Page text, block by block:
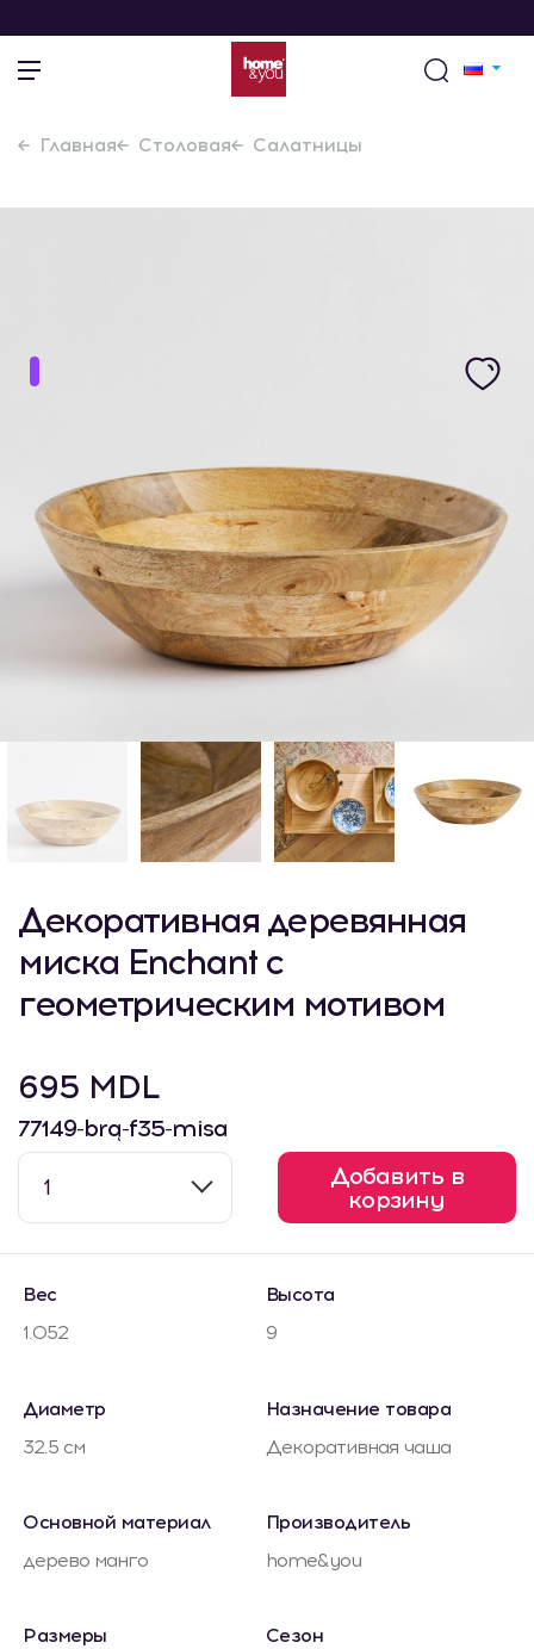
Главная Столовая Салатницы
Декоративная деревянная
миска Enchant с
геометрическим мотивом
695 MDL
77149-brą-f35-misa
1
Добавить в
корзину
Вес
1.052
Высота
9
Диаметр
32.5 см
Назначение товара
Декоративная чаша
Основной материал
дерево манго
Производитель
home&you
Размеры
Сезон